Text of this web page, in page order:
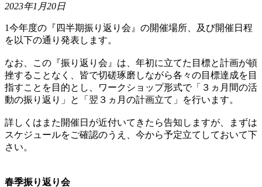
2023年1月20日
1今年度の『四半期振り返り会』の開催場所、及び開催日程
を以下の通り発表します。
なお、この『振り返り会』は、年初に立てた目標と計画が頓
挫することなく、皆で切磋琢磨しながら各々の目標達成を目
指すことを目的とし、ワークショップ形式で「３ヵ月間の活
動の振り返り」と「翌３ヵ月の計画立て」を行います。
詳しくはまた開催日が近付いてきたら告知しますが、まずは
スケジュールをご確認のうえ、今から予定立てしておいて下
さい。
春季振り返り会